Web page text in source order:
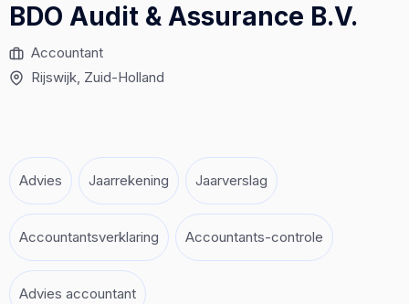
BDO Audit & Assurance B.V.
Accountant
Rijswijk, Zuid-Holland
Advies Jaarrekening Jaarverslag
Accountantsverklaring Accountants-controle
Advies accountant